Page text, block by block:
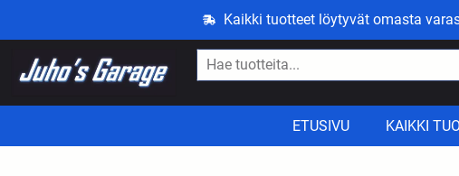
Kaikki tuotteet löytyvät omasta
ETUSIVU KAIKKI